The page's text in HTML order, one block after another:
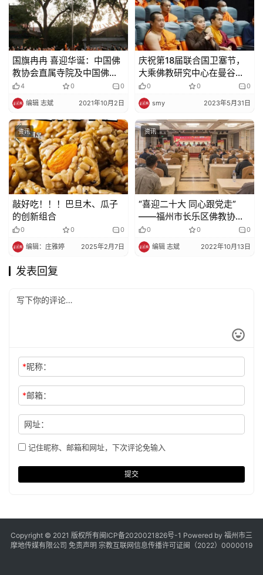
国旗冉冉 喜迎华诞：中国佛
教协会直属寺院及中国佛学
院举行升国旗仪式
4 0 0
编辑 志斌 2021年10月2日
庆祝第18届联合国卫塞节，
大乘佛教研究中心在曼谷举
办数字化佛教论坛
0 0 0
smy 2023年5月31日
资讯
敲好吃！！！巴旦木、瓜子
的创新组合
0 0 0
编辑：庄雅婷 2025年2月7日
资讯
“喜迎二十大 同心跟党走”
——福州市长乐区佛教协会
举行坚持佛教中国化学习活
动
0 0 0
编辑 志斌 2022年10月13日
发表回复
*昵称：
*邮箱：
网址：
记住昵称、邮箱和网址，下次评论免输入
提交
Copyright © 2021 版权所有闽ICP备2020021826号-1 Powered by 福州市三
摩地传媒有限公司 免责声明 宗教互联网信息传播许可证闽（2022）0000019